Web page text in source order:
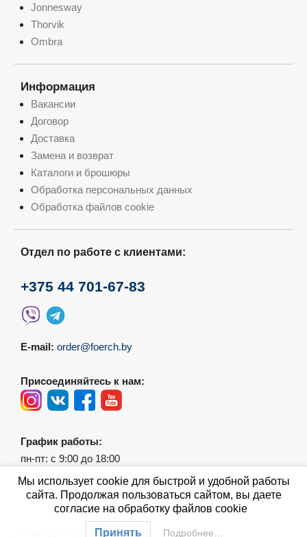
Jonnesway
Thorvik
Ombra
Информация
Вакансии
Договор
Доставка
Замена и возврат
Каталоги и брошюры
Обработка персональных данных
Обработка файлов cookie
Отдел по работе с клиентами:
+375 44 701-67-83
E-mail: order@foerch.by
Присоединяйтесь к нам:
График работы:
пн-пт: с 9:00 до 18:00
сб-вс: выходной
Мы использует cookie для быстрой и удобной работы
сайта. Продолжая пользоваться сайтом, вы даете
согласие на обработку файлов cookie
Принять Подробнее…